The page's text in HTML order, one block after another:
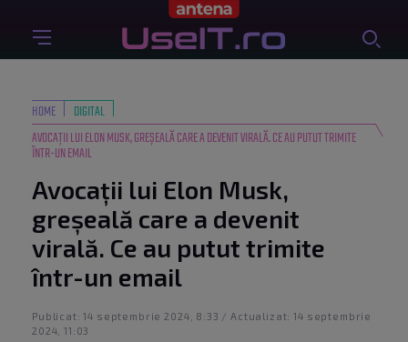
HOME
DIGITAL
AVOCAȚII LUI ELON MUSK, GREȘEALĂ CARE A DEVENIT VIRALĂ. CE AU PUTUT TRIMITE
ÎNTR-UN EMAIL
Avocații lui Elon Musk,
greșeală care a devenit
virală. Ce au putut trimite
într-un email
Publicat: 14 septembrie 2024, 8:33 / Actualizat: 14 septembrie
2024, 11:03